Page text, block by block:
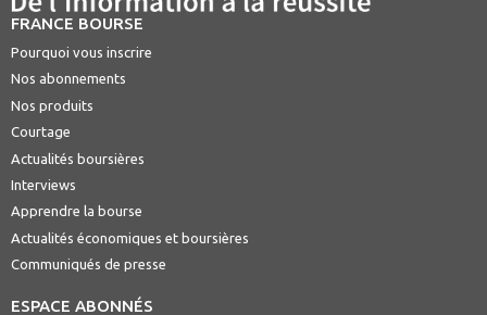
FRANCE BOURSE
Pourquoi vous inscrire
Nos abonnements
Nos produits
Courtage
Actualités boursières
Interviews
Apprendre la bourse
Actualités économiques et boursières
Communiqués de presse
ESPACE ABONNÉS